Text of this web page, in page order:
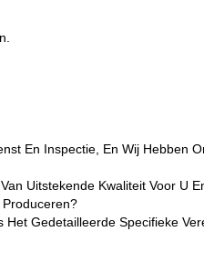
En Inspectie, En Wij Hebben
Uitstekende Kwaliteit Voor U
Gedetailleerde Specifieke